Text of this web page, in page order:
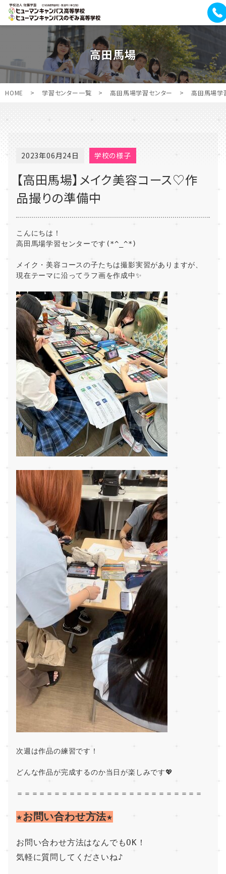
高田馬場
HOME > 学習センター一覧 > 高田馬場学習センター > 高田馬場学
2023年06月24日 学校の様子
【高田馬場】メイク美容コース♡作
品撮りの準備中
こんにちは！
高田馬場学習センターです(*^_^*)
メイク・美容コースの子たちは撮影実習がありますが、
現在テーマに沿ってラフ画を作成中✨
次週は作品の練習です！
どんな作品が完成するのか当日が楽しみです💖
＝＝＝＝＝＝＝＝＝＝＝＝＝＝＝＝＝＝＝＝＝＝＝＝＝
★お問い合わせ方法★
お問い合わせ方法はなんでもOK！
気軽に質問してくださいね♪